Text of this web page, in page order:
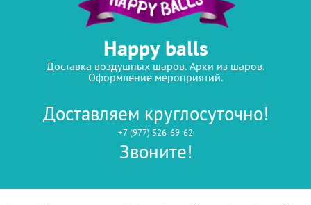
Happy balls
Доставка воздушных шаров. Арки из шаров.
Оформление мероприятий.
Доставляем круглосуточно!
+7 (977) 526-69-62
Звоните!